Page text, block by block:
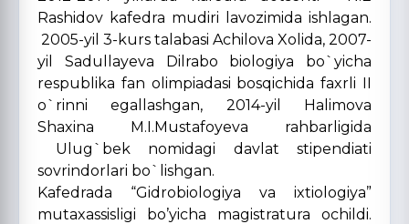
Rashidov kafedra mudiri lavozimida ishlagan.
2005-yil 3-kurs talabasi Achilova Xolida, 2007-
yil Sadullayeva Dilrabo biologiya bo`yicha
respublika fan olimpiadasi bosqichida faxrli II
o`rinni egallashgan, 2014-yil Halimova
Shaxina M.I.Mustafoyeva rahbarligida
Ulug`bek nomidagi davlat stipendiati
sovrindorlari bo`lishgan.
Kafedrada “Gidrobiologiya va ixtiologiya”
mutaxassisligi bo’yicha magistratura ochildi.